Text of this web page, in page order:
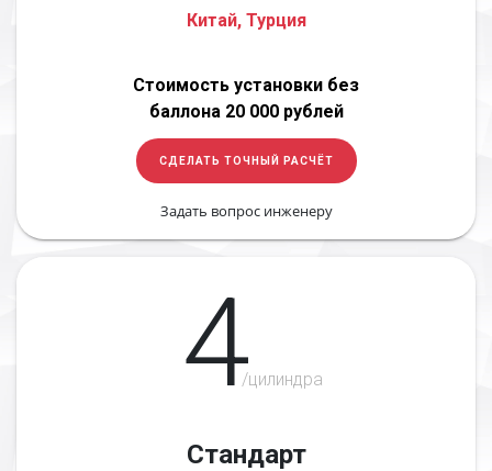
Китай, Турция
Стоимость установки без
баллона 20 000 рублей
СДЕЛАТЬ ТОЧНЫЙ РАСЧЁТ
Задать вопрос инженеру
4/цилиндра
Стандарт